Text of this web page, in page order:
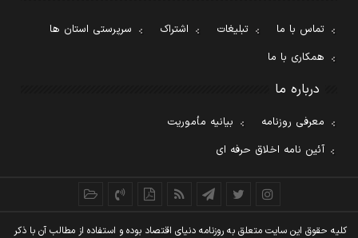
تماس با ما تبلیغات اشتراک
سرپرستی استان ها
همکاری با ما
درباره ما
معرفی روزنامه
بیانیه مأموریت
آئین نامه اخلاق حرفه ای
کليه حقوق اين سايت متعلق به روزنامه دنيای اقتصاد بوده و استفاده از مطالب آن با ذکر